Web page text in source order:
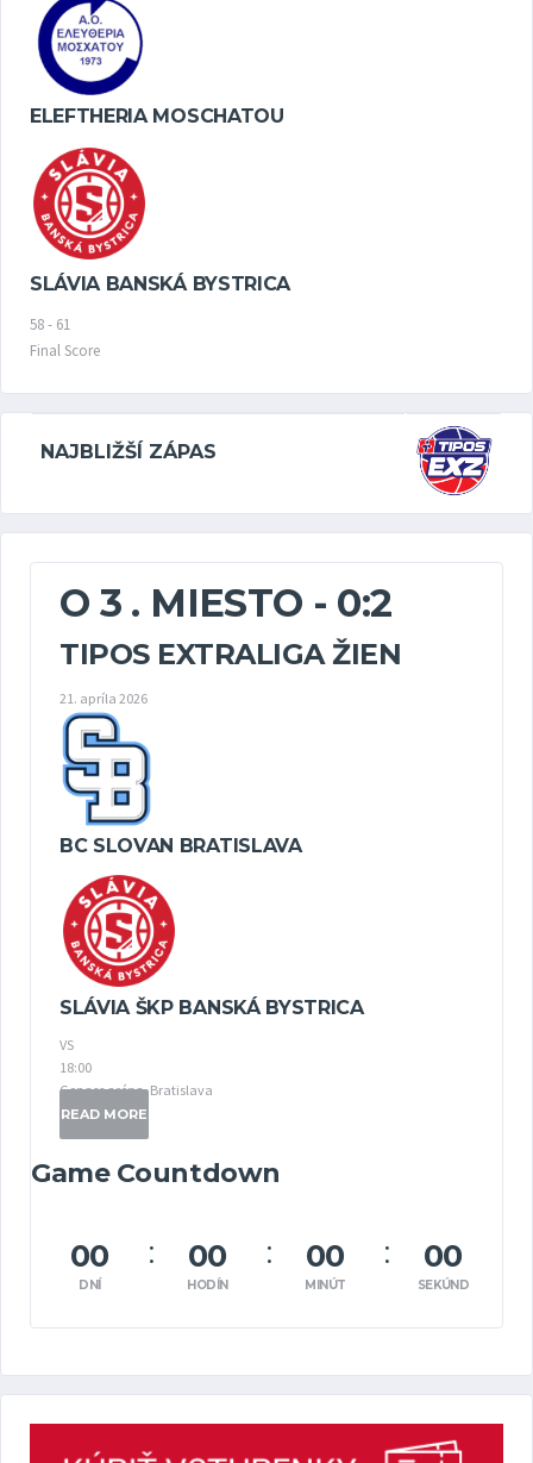
ELEFTHERIA MOSCHATOU
SLÁVIA BANSKÁ BYSTRICA
58- 61
Final Score
NAJBLIŽŠÍ ZÁPAS
O 3 . MIESTO - 0:2
TIPOS EXTRALIGA ŽIEN
21. apríla 2026
BC SLOVAN BRATISLAVA
SLÁVIA ŠKP BANSKÁ BYSTRICA
VS
18:00
Gopass aréna, Bratislava
READ MORE
Game Countdown
00
DNÍ
00
HODÍN
00
MINÚT
00
SEKÚND